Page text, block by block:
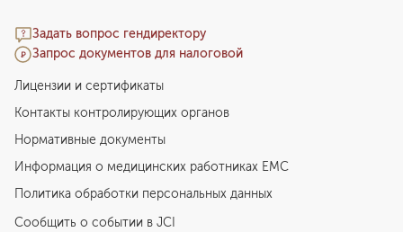
Задать вопрос гендиректору
Запрос документов для налоговой
Лицензии и сертификаты
Контакты контролирующих органов
Нормативные документы
Информация о медицинских работниках EMC
Политика обработки персональных данных
Сообщить о событии в JCI